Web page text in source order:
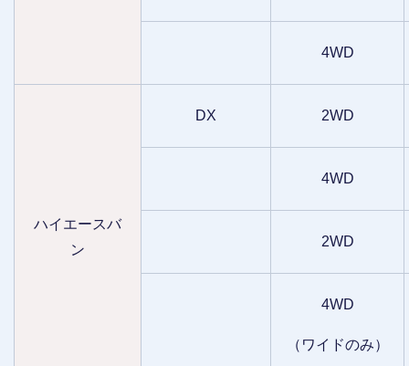
4WD
ハイエースバ
ン
DX 2WD
4WD
2WD
4WD
（ワイドのみ）